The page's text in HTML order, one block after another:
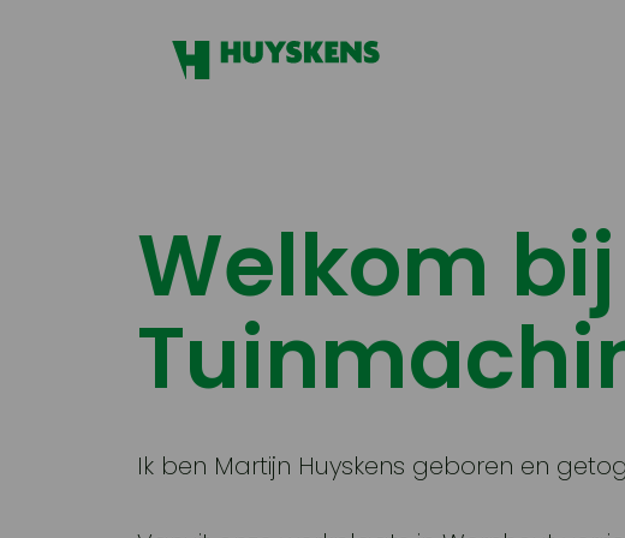
Welkom
Ik ben Martijn Huyskens geboren en